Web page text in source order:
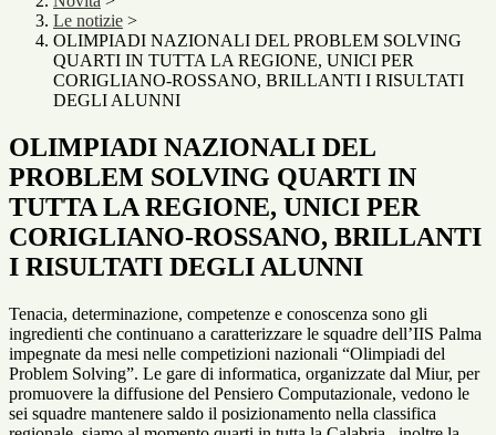
Le notizie >
OLIMPIADI NAZIONALI DEL PROBLEM SOLVING
QUARTI IN TUTTA LA REGIONE, UNICI PER
CORIGLIANO-ROSSANO, BRILLANTI I RISULTATI
DEGLI ALUNNI
OLIMPIADI NAZIONALI DEL
PROBLEM SOLVING QUARTI IN
TUTTA LA REGIONE, UNICI PER
CORIGLIANO-ROSSANO, BRILLANTI
I RISULTATI DEGLI ALUNNI
Tenacia, determinazione, competenze e conoscenza sono gli
ingredienti che continuano a caratterizzare le squadre dell’IIS Palma
impegnate da mesi nelle competizioni nazionali “Olimpiadi del
Problem Solving”. Le gare di informatica, organizzate dal Miur, per
promuovere la diffusione del Pensiero Computazionale, vedono le
sei squadre mantenere saldo il posizionamento nella classifica